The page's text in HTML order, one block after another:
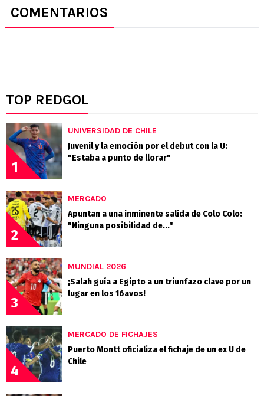
COMENTARIOS
TOP REDGOL
1
UNIVERSIDAD DE CHILE
Juvenil y la emoción por el debut con la U:
"Estaba a punto de llorar"
2
MERCADO
Apuntan a una inminente salida de Colo Colo:
"Ninguna posibilidad de..."
3
MUNDIAL 2026
¡Salah guía a Egipto a un triunfazo clave por un
lugar en los 16avos!
4
MERCADO DE FICHAJES
Puerto Montt oficializa el fichaje de un ex U de
Chile